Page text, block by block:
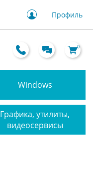
Профиль
0
Windows
Графика, утилиты,
видеосервисы